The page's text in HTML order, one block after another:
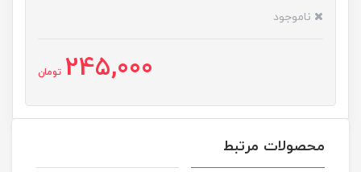
ناموجود
245,000 تومان
محصولات مرتبط